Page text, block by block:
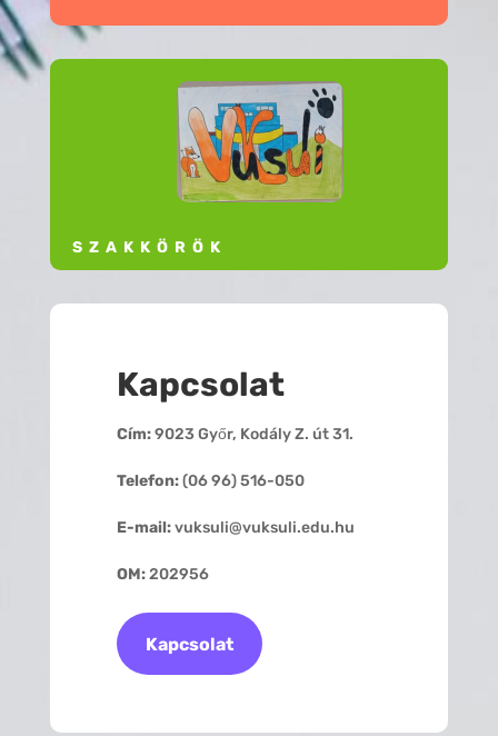
SZAKKÖRÖK
Kapcsolat
Cím:9023 Győr, Kodály Z. út 31.
Telefon:(06 96) 516-050
E-mail:vuksuli@vuksuli.edu.hu
OM:202956
Kapcsolat